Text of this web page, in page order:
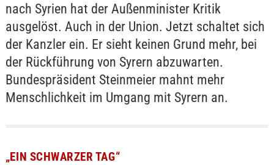
nach Syrien hat der Außenminister Kritik
ausgelöst. Auch in der Union. Jetzt schaltet sich
der Kanzler ein. Er sieht keinen Grund mehr, bei
der Rückführung von Syrern abzuwarten.
Bundespräsident Steinmeier mahnt mehr
Menschlichkeit im Umgang mit Syrern an.
„EIN SCHWARZER TAG“